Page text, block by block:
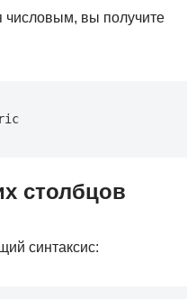
числовым, вы получите
столбцов
синтаксис: